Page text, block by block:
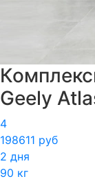
Geely
4
198611 руб
2 дня
90 кг